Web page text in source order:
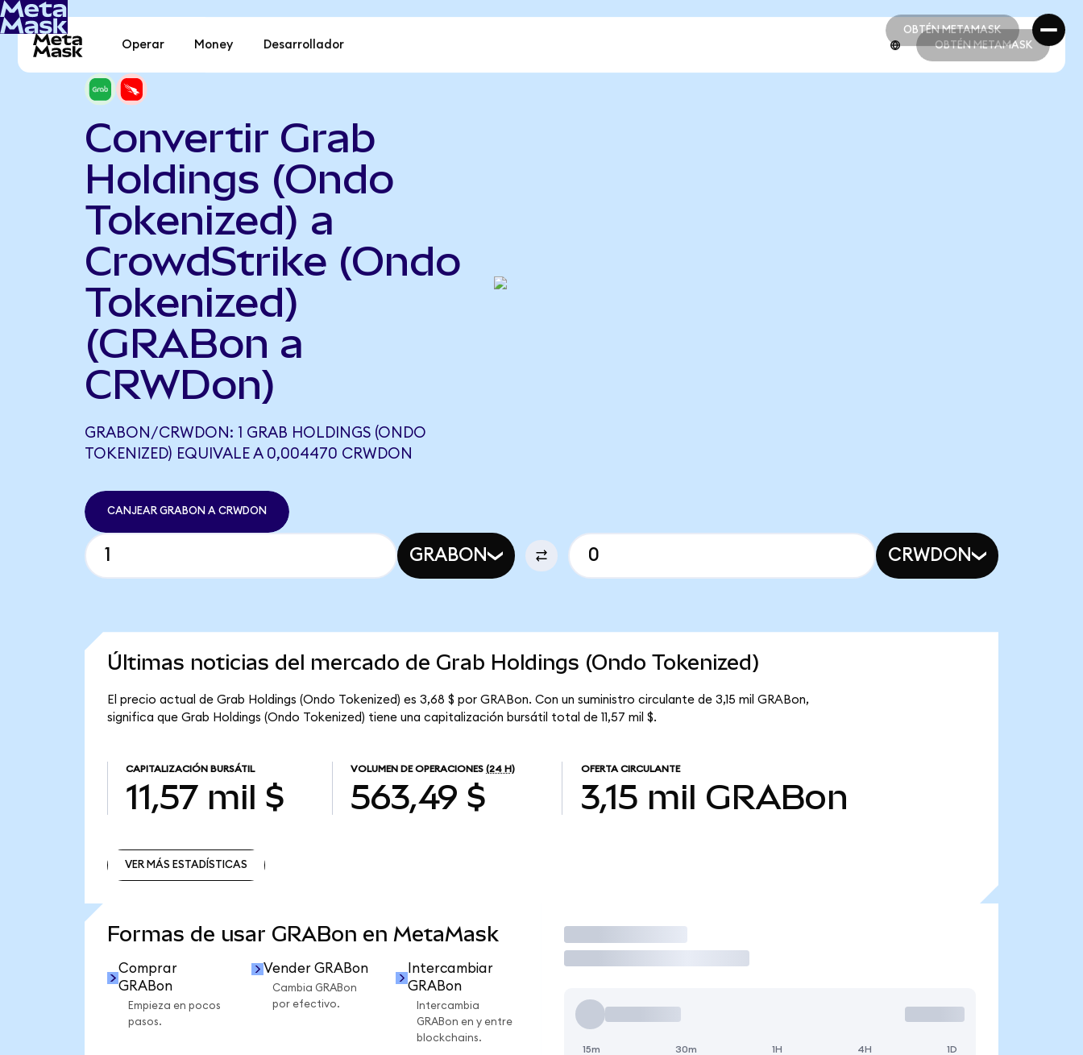
OBTÉN METAMASK
OBTÉN METAMASK
Operar Money Desarrollador OBTÉN METAMASK
Convertir Grab
Holdings (Ondo
Tokenized) a
CrowdStrike (Ondo
Tokenized)
(GRABon a
CRWDon)
GRABON/CRWDON: 1 GRAB HOLDINGS (ONDO
TOKENIZED) EQUIVALE A 0,004470 CRWDON
CANJEAR GRABON A CRWDON
GRABON CRWDON
Últimas noticias del mercado de Grab Holdings (Ondo Tokenized)
El precio actual de Grab Holdings (Ondo Tokenized) es 3,68 $ por GRABon. Con un suministro circulante de 3,15 mil GRABon,
significa que Grab Holdings (Ondo Tokenized) tiene una capitalización bursátil total de 11,57 mil $.
CAPITALIZACIÓN BURSÁTIL
11,57 mil $
VOLUMEN DE OPERACIONES (24 H)
563,49 $
OFERTA CIRCULANTE
3,15 mil GRABon
VER MÁS ESTADÍSTICAS
Formas de usar GRABon en MetaMask
Comprar
GRABon
Empieza en pocos
pasos.
Vender GRABon
Cambia GRABon
por efectivo.
Intercambiar
GRABon
Intercambia
GRABon en y entre
blockchains.
Operar
15m 30m 1H 4H 1D